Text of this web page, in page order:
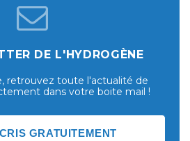
DE L'HYDROGÈNE
retrouvez toute l'actualité de
dans votre boite mail !
GRATUITEMENT